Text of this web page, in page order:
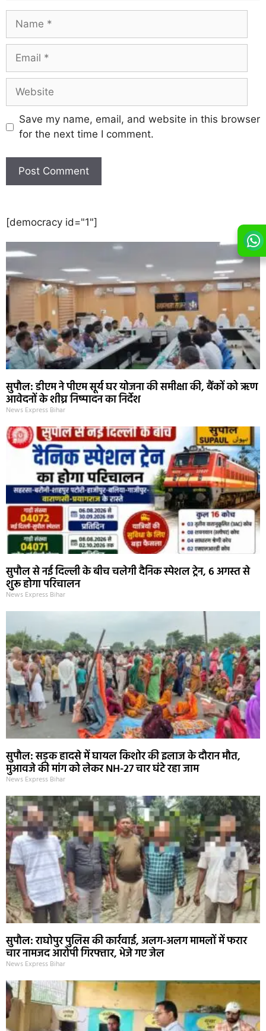
Save my name, email, and website in this browser
for the next time I comment.
[democracy id="1"]
सुपौल: डीएम ने पीएम सूर्य घर योजना की समीक्षा की, बैंकों को ऋण
आवेदनों के शीघ्र निष्पादन का निर्देश
News Express Bihar
सुपौल से नई दिल्ली के बीच चलेगी दैनिक स्पेशल ट्रेन, 6 अगस्त से
शुरू होगा परिचालन
News Express Bihar
सुपौल: सड़क हादसे में घायल किशोर की इलाज के दौरान मौत,
मुआवजे की मांग को लेकर NH-27 चार घंटे रहा जाम
News Express Bihar
सुपौल: राघोपुर पुलिस की कार्रवाई, अलग-अलग मामलों में फरार
चार नामजद आरोपी गिरफ्तार, भेजे गए जेल
News Express Bihar